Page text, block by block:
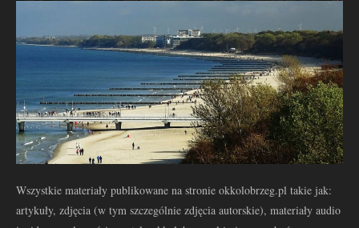
Wszystkie materiały publikowane na stronie okkolobrzeg.pl takie jak:
artykuły, zdjęcia (w tym szczególnie zdjęcia autorskie), materiały audio